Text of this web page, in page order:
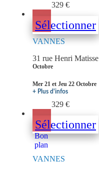
329 €
Sélectionner
VANNES
31 rue Henri Matisse
Octobre
Mer 21 et Jeu 22 Octobre
+ Plus d'infos
329 €
Sélectionner
Bon
plan
VANNES